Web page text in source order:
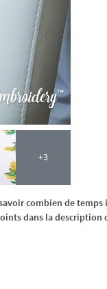
+3
combien de
dans la description